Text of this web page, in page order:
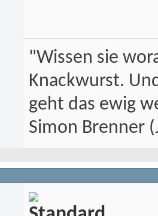
"Wissen sie
Knackwurst.
geht das ewig
Simon Brenner